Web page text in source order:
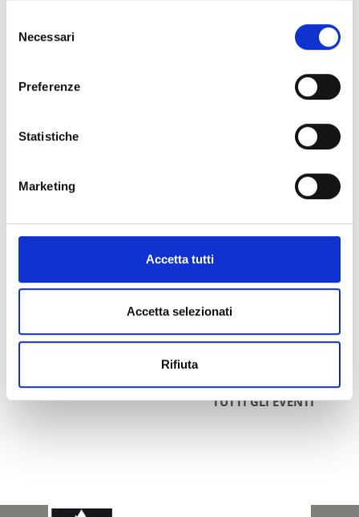
delNecessari
Preferenze
Statistiche
Marketing
Accetta tutti
Accetta selezionati
Rifiuta
TUTTI GLI EVENTI